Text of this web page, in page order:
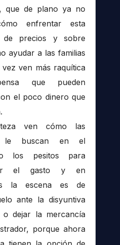
que de plano ya no
enfrentar esta
de precios y sobre
ayudar a las familias
vez ven más raquítica
que pueden
el poco dinero que
ven cómo las
le buscan en el
los pesitos para
el gasto y en
la escena es de
ante la disyuntiva
o dejar la mercancía
porque ahora